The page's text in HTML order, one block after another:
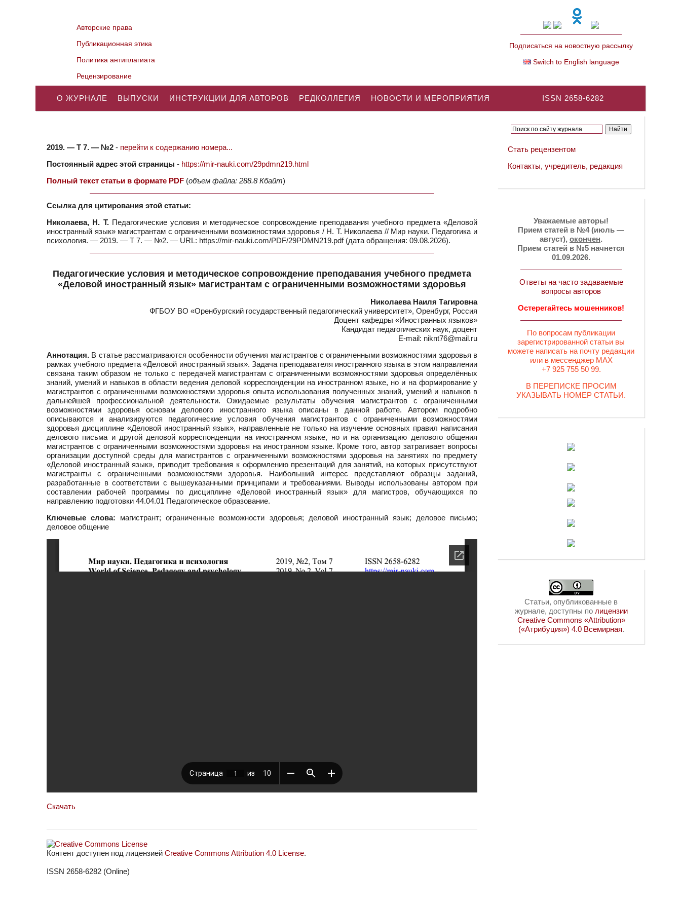
Авторские права
Публикационная этика
Политика антиплагиата
Рецензирование
Подписаться на новостную рассылку
Switch to English language
ISSN 2658-6282
О ЖУРНАЛЕ ВЫПУСКИ ИНСТРУКЦИИ ДЛЯ АВТОРОВ РЕДКОЛЛЕГИЯ НОВОСТИ И МЕРОПРИЯТИЯ
2019. — Т 7. — №2 - перейти к содержанию номера...
Постоянный адрес этой страницы - https://mir-nauki.com/29pdmn219.html
Полный текст статьи в формате PDF (объем файла: 288.8 Кбайт)
Ссылка для цитирования этой статьи:
Николаева, Н. Т.Педагогические условия и методическое сопровождение преподавания учебного предмета «Деловой
иностранный язык» магистрантам с ограниченными возможностями здоровья / Н. Т. Николаева // Мир науки. Педагогика и
психология. — 2019. — Т 7. — №2. — URL: https://mir-nauki.com/PDF/29PDMN219.pdf (дата обращения: 09.08.2026).
Педагогические условия и методическое сопровождение преподавания учебного предмета
«Деловой иностранный язык» магистрантам с ограниченными возможностями здоровья
Николаева Наиля Тагировна
ФГБОУ ВО «Оренбургский государственный педагогический университет», Оренбург, Россия
Доцент кафедры «Иностранных языков»
Кандидат педагогических наук, доцент
E-mail: niknt76@mail.ru
Аннотация. В статье рассматриваются особенности обучения магистрантов с ограниченными возможностями здоровья в
рамках учебного предмета «Деловой иностранный язык». Задача преподавателя иностранного языка в этом направлении
связана таким образом не только с передачей магистрантам с ограниченными возможностями здоровья определённых
знаний, умений и навыков в области ведения деловой корреспонденции на иностранном языке, но и на формирование у
магистрантов с ограниченными возможностями здоровья опыта использования полученных знаний, умений и навыков в
дальнейшей профессиональной деятельности. Ожидаемые результаты обучения магистрантов с ограниченными
возможностями здоровья основам делового иностранного языка описаны в данной работе. Автором подробно
описываются и анализируются педагогические условия обучения магистрантов с ограниченными возможностями
здоровья дисциплине «Деловой иностранный язык», направленные не только на изучение основных правил написания
делового письма и другой деловой корреспонденции на иностранном языке, но и на организацию делового общения
магистрантов с ограниченными возможностями здоровья на иностранном языке. Кроме того, автор затрагивает вопросы
организации доступной среды для магистрантов с ограниченными возможностями здоровья на занятиях по предмету
«Деловой иностранный язык», приводит требования к оформлению презентаций для занятий, на которых присутствуют
магистранты с ограниченными возможностями здоровья. Наибольший интерес представляют образцы заданий,
разработанные в соответствии с вышеуказанными принципами и требованиями. Выводы использованы автором при
составлении рабочей программы по дисциплине «Деловой иностранный язык» для магистров, обучающихся по
направлению подготовки 44.04.01 Педагогическое образование.
Ключевые слова: магистрант; ограниченные возможности здоровья; деловой иностранный язык; деловое письмо;
деловое общение
Скачать
Контент доступен под лицензией Creative Commons Attribution 4.0 License.
ISSN 2658-6282 (Online)
Стать рецензентом
Контакты, учредитель, редакция
Уважаемые авторы!
Прием статей в №4 (июль —
август), окончен.
Прием статей в №5 начнется
01.09.2026.
Ответы на часто задаваемые
вопросы авторов
Остерегайтесь мошенников!
По вопросам публикации
зарегистрированной статьи вы
можете написать на почту редакции
или в мессенджер MAX
+7 925 755 50 99.
В ПЕРЕПИСКЕ ПРОСИМ
УКАЗЫВАТЬ НОМЕР СТАТЬИ.
Статьи, опубликованные в
журнале, доступны по лицензии
Creative Commons «Attribution»
(«Атрибуция») 4.0 Всемирная.